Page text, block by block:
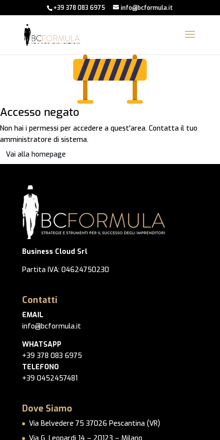
+39 378 083 6975 info@bcformula.it
Accesso negato
Non hai i permessi per accedere a quest'area. Contatta il tuo
amministratore di sistema.
Vai alla homepage
Business Cloud Srl
Partita IVA: 04624750230
Contatti
EMAIL
info@bcformula.it
WHATSAPP
+39 378 083 6975
TELEFONO
+39 0452457481
Dove Siamo
Via Belvedere 75 37026 Pescantina (VR)